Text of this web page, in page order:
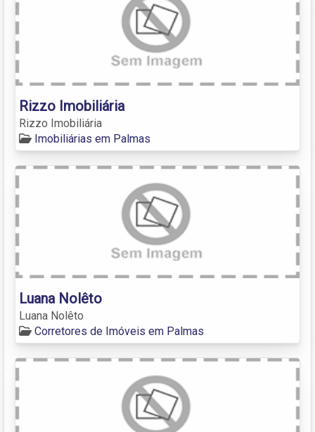
Rizzo Imobiliária
Rizzo Imobiliária
Imobiliárias em Palmas
Luana Nolêto
Luana Nolêto
Corretores de Imóveis em Palmas